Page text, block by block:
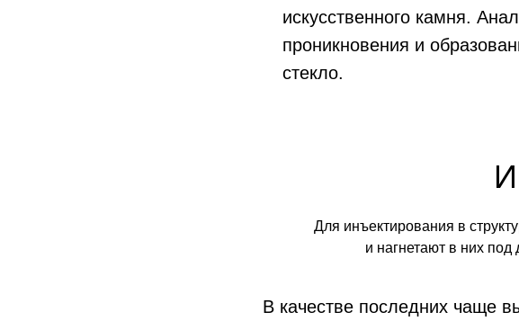
искусственного камня.
проникновения и
стекло.
Для инъектирования в
и нагнетают в них
В качестве последних чаще